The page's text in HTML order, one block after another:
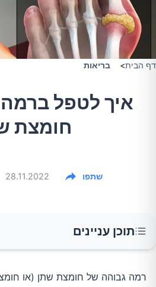
דף הבית> בריאות
איך לטפל
חומצת
28.11.2022 שתפו
תוכן עניינים
הגורמים